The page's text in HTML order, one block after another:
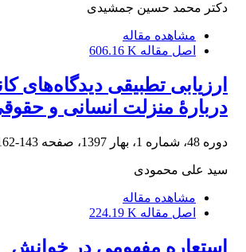
دکتر محمد حسین جمشیدی
مشاهده مقاله
اصل مقاله 606.16 K
ارزیابی تطبیقی دیدگاه‌های
دربارۀ منزلت انسانی و
دوره 48، شماره 1، بهار 1397، صفحه 143-162
سید علی محمودی
مشاهده مقاله
اصل مقاله 224.19 K
استعاره مفهومی در خوانش